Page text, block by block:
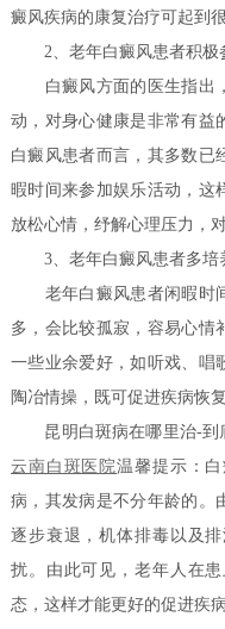
癜风疾病的康复治疗可起到
2、老年白癜风患者积极
白癜风方面的医生指出，
动，对身心健康是非常有益
白癜风患者而言，其多数已
暇时间来参加娱乐活动，这
放松心情，纾解心理压力，
3、老年白癜风患者多培
老年白癜风患者闲暇时间
多，会比较孤寂，容易心情
一些业余爱好，如听戏、唱
陶冶情操，既可促进疾病恢
昆明白斑病在哪里治-到
云南白斑医院温馨提示：
病，其发病是不分年龄的。
逐步衰退，机体排毒以及
扰。由此可见，老年人在
态，这样才能更好的促进疾病